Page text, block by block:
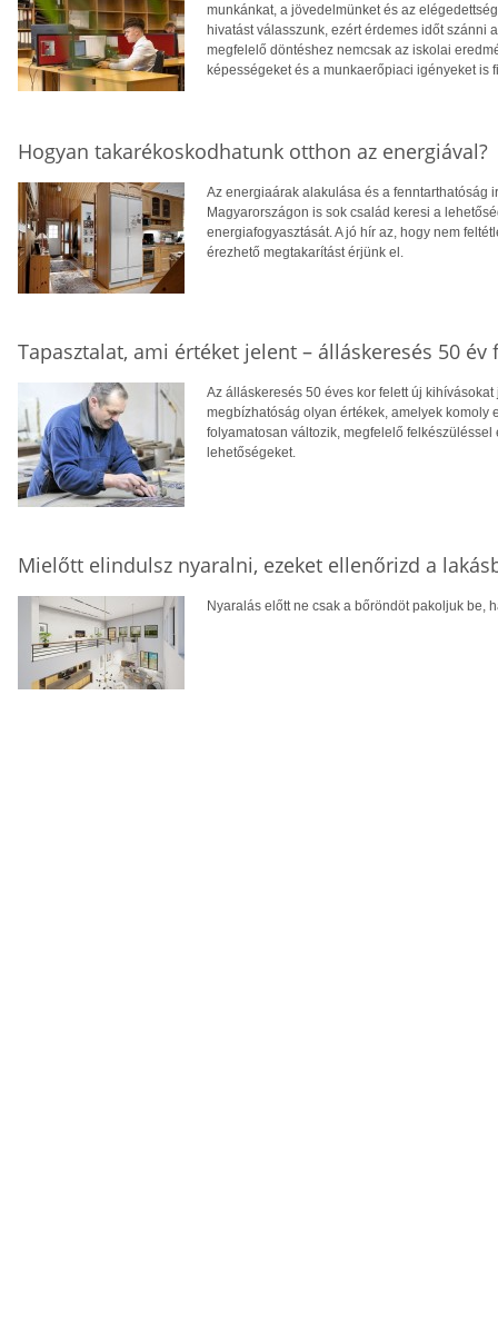
munkánkat, a jövedelmünket és az
hivatást válasszunk, ezért érdemes időt szánni
megfelelő döntéshez nemcsak az iskolai
képességeket és a munkaerőpiaci igényeket is
Hogyan takarékoskodhatunk otthon az energiával?
Az energiaárak alakulása és a fenntarthatóság
Magyarországon is sok család keresi a
energiafogyasztását. A jó hír az, hogy nem
érezhető megtakarítást érjünk el.
Tapasztalat, ami értéket jelent – álláskeresés 50 év
Az álláskeresés 50 éves kor felett új
megbízhatóság olyan értékek, amelyek komoly
folyamatosan változik, megfelelő
lehetőségeket.
Mielőtt elindulsz nyaralni, ezeket ellenőrizd a
Nyaralás előtt ne csak a bőröndöt pakoljuk be,